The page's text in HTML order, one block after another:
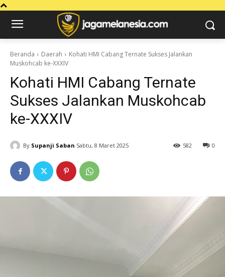
Beranda Daerah
Kohati HMI Cabang Ternate Sukses Jalankan
Muskohcab ke-XXXIV
Kohati HMI Cabang Ternate
Sukses Jalankan Muskohcab
ke-XXXIV
By Supanji Saban Sabtu, 8 Maret 2025 0
582